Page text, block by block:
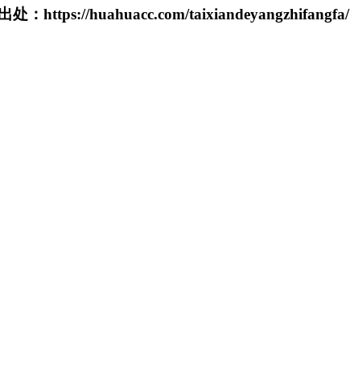
处：https://huahuacc.com/taixiandeyangzhifangfa/